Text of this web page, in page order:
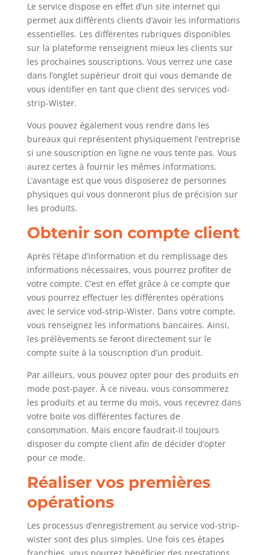
Le service dispose en effet d’un site internet qui
permet aux différents clients d’avoir les informations
essentielles. Les différentes rubriques disponibles
sur la plateforme renseignent mieux les clients sur
les prochaines souscriptions. Vous verrez une case
dans l’onglet supérieur droit qui vous demande de
vous identifier en tant que client des services vod-
strip-Wister.
Vous pouvez également vous rendre dans les
bureaux qui représentent physiquement l’entreprise
si une souscription en ligne ne vous tente pas. Vous
aurez certes à fournir les mêmes informations.
L’avantage est que vous disposerez de personnes
physiques qui vous donneront plus de précision sur
les produits.
Obtenir son compte client
Après l’étape d’information et du remplissage des
informations nécessaires, vous pourrez profiter de
votre compte. C’est en effet grâce à ce compte que
vous pourrez effectuer les différentes opérations
avec le service vod-strip-Wister. Dans votre compte,
vous renseignez les informations bancaires. Ainsi,
les prélèvements se feront directement sur le
compte suite à la souscription d’un produit.
Par ailleurs, vous pouvez opter pour des produits en
mode post-payer. À ce niveau, vous consommerez
les produits et au terme du mois, vous recevrez dans
votre boite vos différentes factures de
consommation. Mais encore faudrait-il toujours
disposer du compte client afin de décider d’opter
pour ce mode.
Réaliser vos premières
opérations
Les processus d’enregistrement au service vod-strip-
wister sont des plus simples. Une fois ces étapes